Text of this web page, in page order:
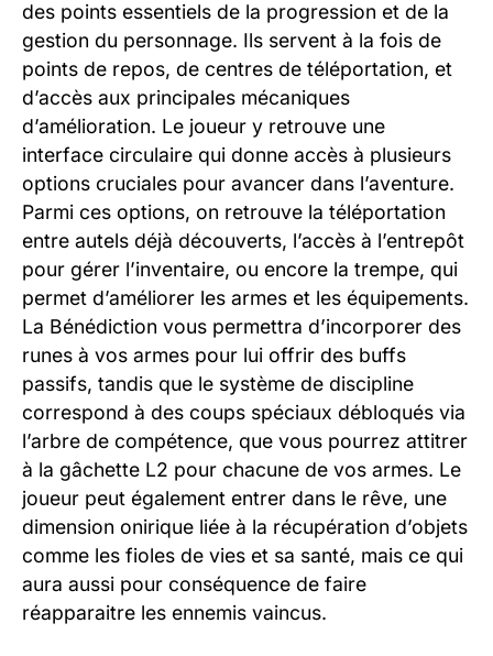
des points essentiels de la progression et de la
gestion du personnage. Ils servent à la fois de
points de repos, de centres de téléportation, et
d’accès aux principales mécaniques
d’amélioration. Le joueur y retrouve une
interface circulaire qui donne accès à plusieurs
options cruciales pour avancer dans l’aventure.
Parmi ces options, on retrouve la téléportation
entre autels déjà découverts, l’accès à l’entrepôt
pour gérer l’inventaire, ou encore la trempe, qui
permet d’améliorer les armes et les équipements.
La Bénédiction vous permettra d’incorporer des
runes à vos armes pour lui offrir des buffs
passifs, tandis que le système de discipline
correspond à des coups spéciaux débloqués via
l’arbre de compétence, que vous pourrez attitrer
à la gâchette L2 pour chacune de vos armes. Le
joueur peut également entrer dans le rêve, une
dimension onirique liée à la récupération d’objets
comme les fioles de vies et sa santé, mais ce qui
aura aussi pour conséquence de faire
réapparaitre les ennemis vaincus.